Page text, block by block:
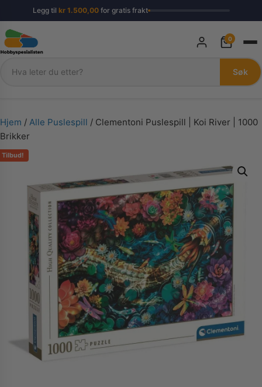
Legg til kr1.500,00for gratis frakt
Søk
Søk
0
Hjem / Alle Puslespill / Clementoni Puslespill | Koi River | 1000
Brikker
Tilbud!